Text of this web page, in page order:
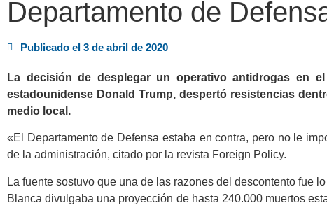
Departamento de
Publicado el 3 de abril de 2020
La decisión de desplegar un operativo antidrogas en
estadounidense Donald Trump, despertó resistencias
medio local.
«El Departamento de Defensa estaba en contra, pero no le
de la administración, citado por la revista Foreign Policy.
La fuente sostuvo que una de las razones del descontento fue
Blanca divulgaba una proyección de hasta 240.000 muertos